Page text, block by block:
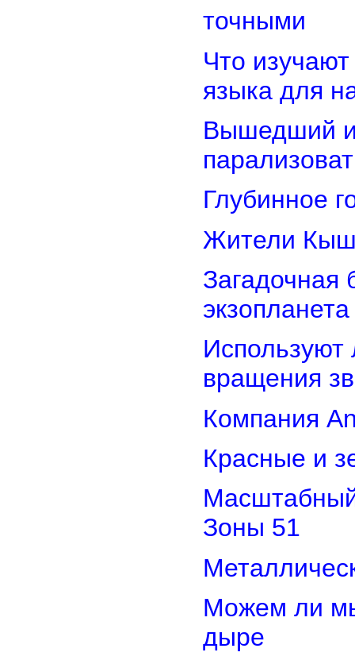
точными
Что
языка для
Вышедший
Глубинное
Жители
Загадочная
экзопланета
Используют
вращения
Компания
Красные и
Зоны 51
Можем ли мы
дыре